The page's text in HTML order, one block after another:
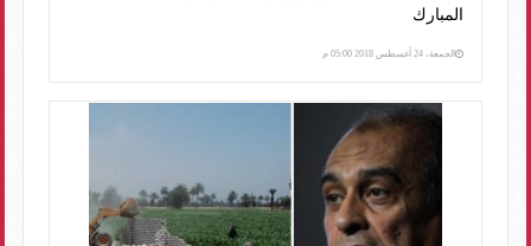
المبارك
الجمعة، 24 أغسطس 2018 05:00 م